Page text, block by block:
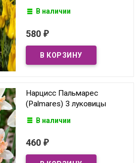
В наличии
580 ₽
Нарцисс Пальмарес
(Palmares) 3 луковицы
В наличии
460 ₽